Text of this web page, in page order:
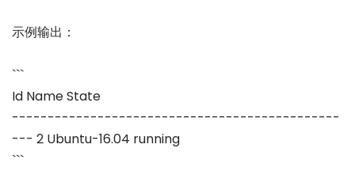
示例输出：
```
Id Name State
----------------------------------------------
--- 2 Ubuntu-16.04 running
```